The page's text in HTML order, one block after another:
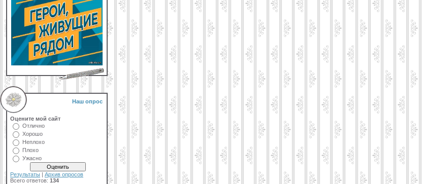
Наш опрос
Оцените мой сайт
Отлично
Хорошо
Неплохо
Плохо
Ужасно
Результаты | Архив опросов
Всего ответов: 134